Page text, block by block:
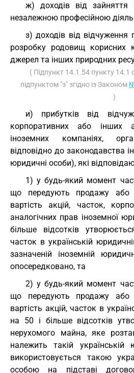
ж) доходів від зайняття
незалежною професійною
з) доходів від
розробку родовищ корисних
джерел та інших природних
( Підпункт 14.1.54 пункту 14.1
підпунктом "з" згідно із Законом
)
и) прибутків від
корпоративних або інших
іноземних компаніях,
відповідно до законодавства
юридичні особи), які
1) у будь-який момент
що передують продажу або
вартість акцій, часток,
аналогічних прав іноземної
більше відсотків
часток в українській
зазначеній іноземній
опосередковано, та
2) у будь-який момент
що передують продажу або
вартість акцій, часток в
на 50 і більше відсотків
нерухомого майна, яке
належить такій українській
використовується такою
особою на підставі